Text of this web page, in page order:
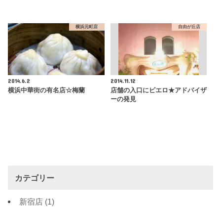
横浜元町店
2014.6.2
横浜中華街の有名店☆梅蘭
自由が丘店
2014.11.12
店舗の入口にピエロ★アドバイザ
ーの発見
カテゴリー
新宿店 (1)